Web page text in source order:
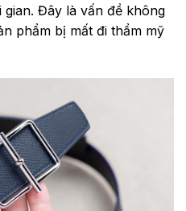
Đây là vấn đề không
phẩm bị mất đi thẩm mỹ